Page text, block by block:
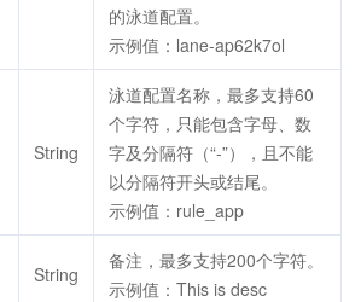
的泳道配置。
示例值：lane-ap62k7ol
String
泳道配置名称，最多支持60
个字符，只能包含字母、数
字及分隔符（“-”），且不能
以分隔符开头或结尾。
示例值：rule_app
String
备注，最多支持200个字符。
示例值：This is desc